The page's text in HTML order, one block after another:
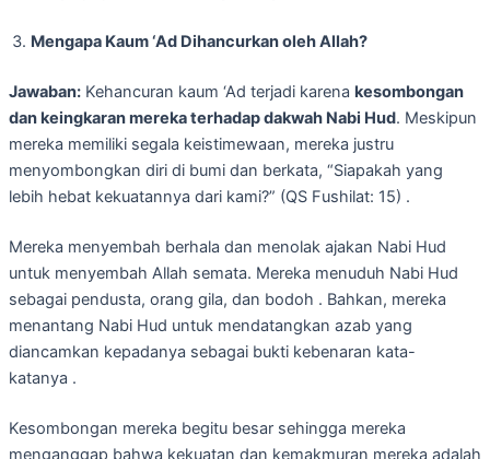
Mengapa Kaum ‘Ad Dihancurkan oleh Allah?
Jawaban: Kehancuran kaum ‘Ad terjadi karena kesombongan
dan keingkaran mereka terhadap dakwah Nabi Hud. Meskipun
mereka memiliki segala keistimewaan, mereka justru
menyombongkan diri di bumi dan berkata, “Siapakah yang
lebih hebat kekuatannya dari kami?” (QS Fushilat: 15) .
Mereka menyembah berhala dan menolak ajakan Nabi Hud
untuk menyembah Allah semata. Mereka menuduh Nabi Hud
sebagai pendusta, orang gila, dan bodoh . Bahkan, mereka
menantang Nabi Hud untuk mendatangkan azab yang
diancamkan kepadanya sebagai bukti kebenaran kata-
katanya .
Kesombongan mereka begitu besar sehingga mereka
menganggap bahwa kekuatan dan kemakmuran mereka adalah